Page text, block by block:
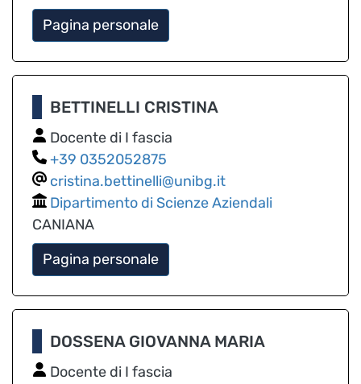
Pagina personale
BETTINELLI CRISTINA
Docente di I fascia
0352052875
cristina.bettinelli@unibg.it
Dipartimento di Scienze Aziendali
CANIANA
Pagina personale
DOSSENA GIOVANNA MARIA
Docente di I fascia